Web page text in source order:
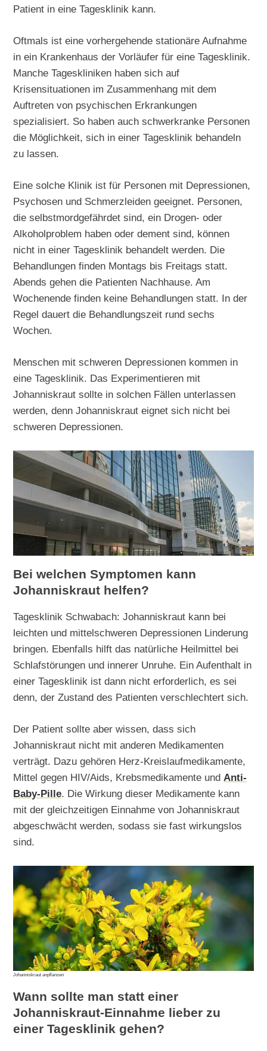
Patient in eine Tagesklinik kann.
Oftmals ist eine vorhergehende stationäre Aufnahme
in ein Krankenhaus der Vorläufer für eine Tagesklinik.
Manche Tageskliniken haben sich auf
Krisensituationen im Zusammenhang mit dem
Auftreten von psychischen Erkrankungen
spezialisiert. So haben auch schwerkranke Personen
die Möglichkeit, sich in einer Tagesklinik behandeln
zu lassen.
Eine solche Klinik ist für Personen mit Depressionen,
Psychosen und Schmerzleiden geeignet. Personen,
die selbstmordgefährdet sind, ein Drogen- oder
Alkoholproblem haben oder dement sind, können
nicht in einer Tagesklinik behandelt werden. Die
Behandlungen finden Montags bis Freitags statt.
Abends gehen die Patienten Nachhause. Am
Wochenende finden keine Behandlungen statt. In der
Regel dauert die Behandlungszeit rund sechs
Wochen.
Menschen mit schweren Depressionen kommen in
eine Tagesklinik. Das Experimentieren mit
Johanniskraut sollte in solchen Fällen unterlassen
werden, denn Johanniskraut eignet sich nicht bei
schweren Depressionen.
Bei welchen Symptomen kann
Johanniskraut helfen?
Tagesklinik Schwabach: Johanniskraut kann bei
leichten und mittelschweren Depressionen Linderung
bringen. Ebenfalls hilft das natürliche Heilmittel bei
Schlafstörungen und innerer Unruhe. Ein Aufenthalt in
einer Tagesklinik ist dann nicht erforderlich, es sei
denn, der Zustand des Patienten verschlechtert sich.
Der Patient sollte aber wissen, dass sich
Johanniskraut nicht mit anderen Medikamenten
verträgt. Dazu gehören Herz-Kreislaufmedikamente,
Mittel gegen HIV/Aids, Krebsmedikamente und Anti-
Baby-Pille. Die Wirkung dieser Medikamente kann
mit der gleichzeitigen Einnahme von Johanniskraut
abgeschwächt werden, sodass sie fast wirkungslos
sind.
Johanniskraut anpflanzen
Wann sollte man statt einer
Johanniskraut-Einnahme lieber zu
einer Tagesklinik gehen?